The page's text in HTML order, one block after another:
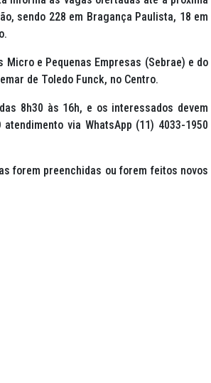
sendo 228 em Bragança Paulista, 18 em
e Pequenas Empresas (Sebrae) e do
de Toledo Funck, no Centro.
8h30 às 16h, e os interessados devem
via WhatsApp (11) 4033-1950
forem preenchidas ou forem feitos novos